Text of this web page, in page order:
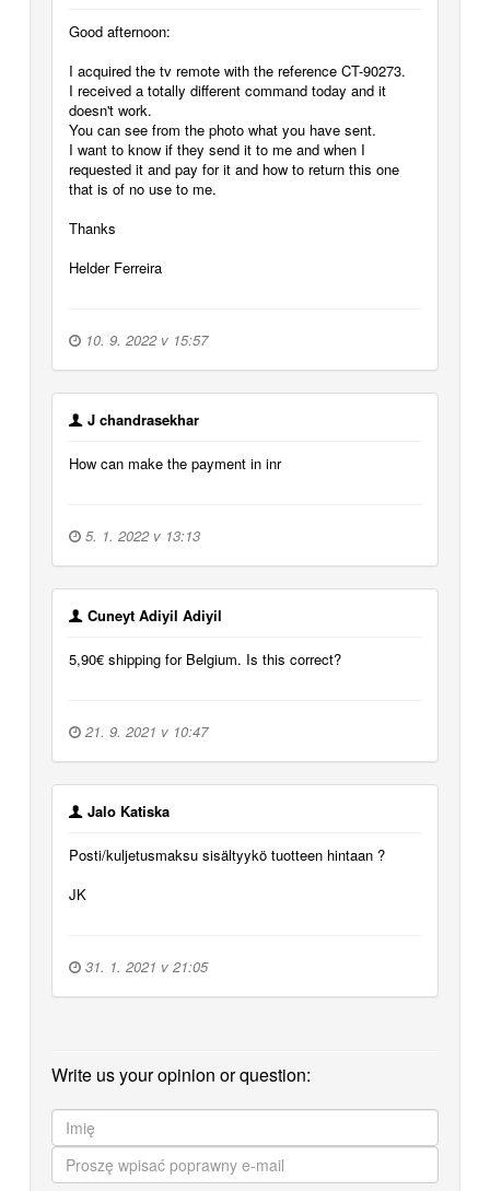
Good afternoon:
I acquired the tv remote with the reference CT-90273.
I received a totally different command today and it
doesn't work.
You can see from the photo what you have sent.
I want to know if they send it to me and when I
requested it and pay for it and how to return this one
that is of no use to me.
Thanks
Helder Ferreira
10. 9. 2022 v 15:57
J chandrasekhar
How can make the payment in inr
5. 1. 2022 v 13:13
Cuneyt Adiyil Adiyil
5,90€ shipping for Belgium. Is this correct?
21. 9. 2021 v 10:47
Jalo Katiska
Posti/kuljetusmaksu sisältyykö tuotteen hintaan ?
JK
31. 1. 2021 v 21:05
Write us your opinion or question: